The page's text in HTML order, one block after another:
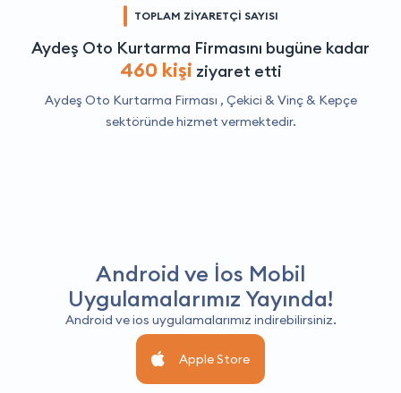
TOPLAM ZİYARETÇİ SAYISI
Aydeş Oto Kurtarma Firmasını bugüne kadar
460 kişi ziyaret etti
Aydeş Oto Kurtarma Firması , Çekici & Vinç & Kepçe
sektöründe hizmet vermektedir.
Android ve İos Mobil
Uygulamalarımız Yayında!
Android ve ios uygulamalarımız indirebilirsiniz.
Apple Store